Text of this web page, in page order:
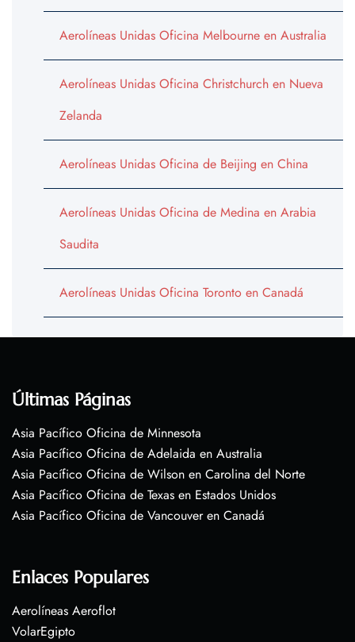
Aerolíneas Unidas Oficina Melbourne en Australia
Aerolíneas Unidas Oficina Christchurch en Nueva
Zelanda
Aerolíneas Unidas Oficina de Beijing en China
Aerolíneas Unidas Oficina de Medina en Arabia
Saudita
Aerolíneas Unidas Oficina Toronto en Canadá
Últimas Páginas
Asia Pacífico Oficina de Minnesota
Asia Pacífico Oficina de Adelaida en Australia
Asia Pacífico Oficina de Wilson en Carolina del Norte
Asia Pacífico Oficina de Texas en Estados Unidos
Asia Pacífico Oficina de Vancouver en Canadá
Enlaces Populares
Aerolíneas Aeroflot
VolarEgipto